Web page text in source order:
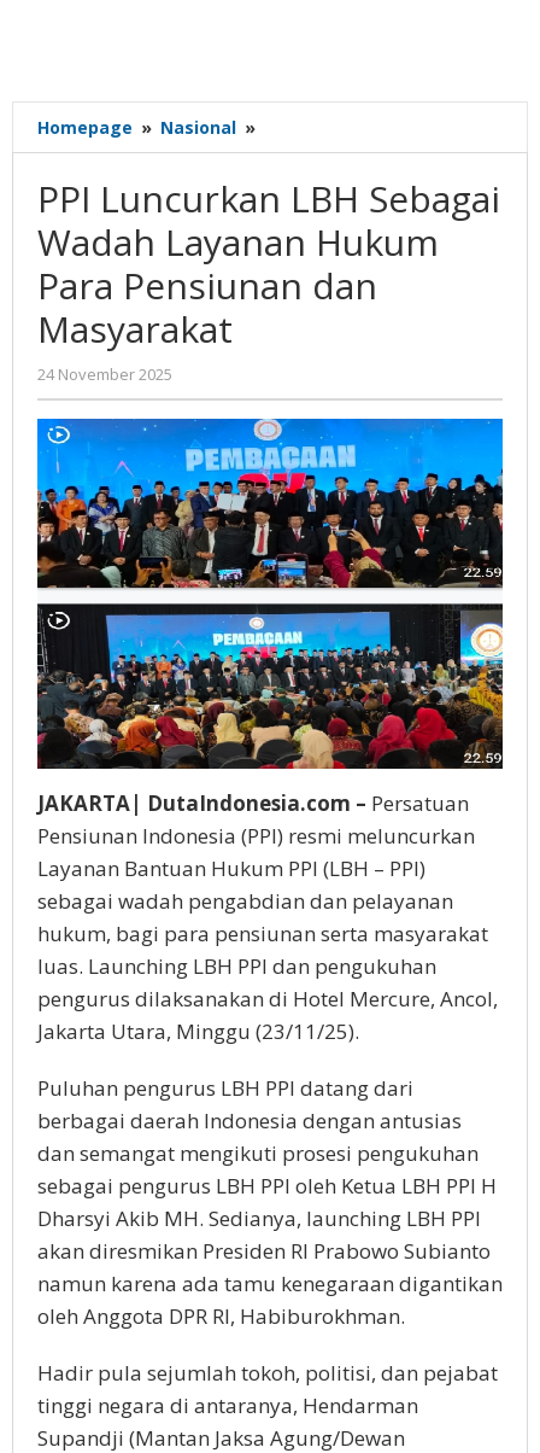
Homepage » Nasional »
Luncurkan
Sebagai
Layanan
Hukum
Para
PPI Luncurkan LBH Sebagai
Wadah Layanan Hukum
Para Pensiunan dan
Masyarakat
24 November 2025
Gatot
Susanto
JAKARTA| DutaIndonesia.com – Persatuan
Pensiunan Indonesia (PPI) resmi meluncurkan
Layanan Bantuan Hukum PPI (LBH – PPI)
sebagai wadah pengabdian dan pelayanan
hukum, bagi para pensiunan serta masyarakat
luas. Launching LBH PPI dan pengukuhan
pengurus dilaksanakan di Hotel Mercure, Ancol,
Jakarta Utara, Minggu (23/11/25).
Puluhan pengurus LBH PPI datang dari
berbagai daerah Indonesia dengan antusias
dan semangat mengikuti prosesi pengukuhan
sebagai pengurus LBH PPI oleh Ketua LBH PPI H
Dharsyi Akib MH. Sedianya, launching LBH PPI
akan diresmikan Presiden RI Prabowo Subianto
namun karena ada tamu kenegaraan digantikan
oleh Anggota DPR RI, Habiburokhman.
Hadir pula sejumlah tokoh, politisi, dan pejabat
tinggi negara di antaranya, Hendarman
Supandji (Mantan Jaksa Agung/Dewan